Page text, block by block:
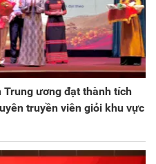
Trung ương đạt thành tích
truyền viên giỏi khu vực